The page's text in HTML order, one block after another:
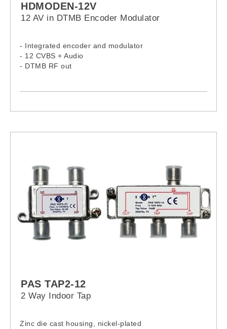
HDMODEN-12V
12 AV in DTMB Encoder Modulator
- Integrated encoder and modulator
- 12 CVBS + Audio
- DTMB RF out
PAS TAP2-12
2 Way Indoor Tap
Zinc die cast housing, nickel-plated